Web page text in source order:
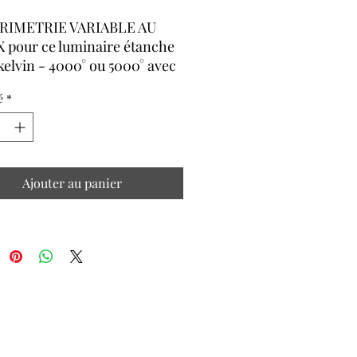
VARIABLE AU
pour ce luminaire étanche
- 4000° ou 5000° avec
lumens ( très puissant )
éclairements de grande
6/8m
*
Ajouter au panier